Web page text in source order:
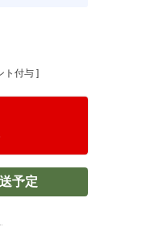
ト付与 ]
予定